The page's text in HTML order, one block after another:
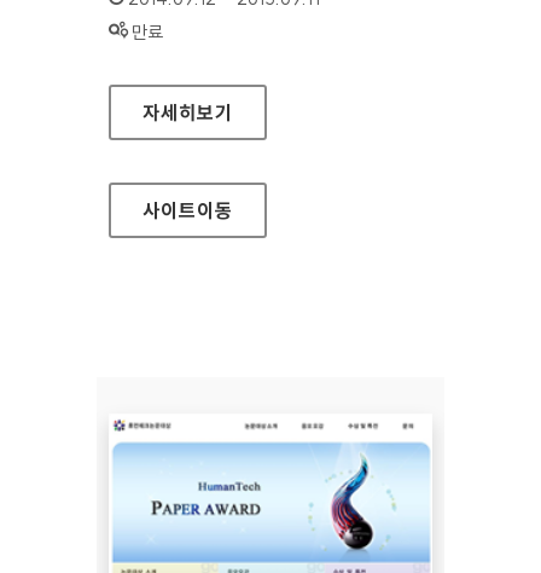
상태 :
만료
삼성전자 승마단 홈페이지
자세히보기
사이트이동